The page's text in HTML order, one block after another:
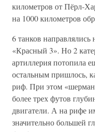
километров от Пёрл-
на 1000 километров
6 танков
«Красный 3». Но 2
артиллерия потопила
остальным пришлось,
риф. При этом
более трех футов
двигатели. А на рифе
значительно большей